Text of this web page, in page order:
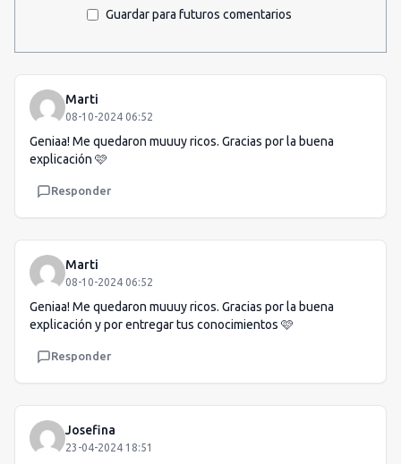
Guardar para futuros comentarios
Marti
08-10-2024 06:52
Geniaa! Me quedaron muuuy ricos. Gracias por la buena
explicación 🩷
Responder
Marti
08-10-2024 06:52
Geniaa! Me quedaron muuuy ricos. Gracias por la buena
explicación y por entregar tus conocimientos 🩷
Responder
Josefina
23-04-2024 18:51